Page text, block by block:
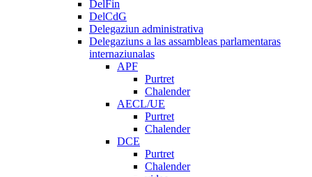
DelFin
DelCdG
Delegaziun administrativa
Delegaziuns a las assambleas parlamentaras
internaziunalas
APF
Purtret
Chalender
AECL/UE
Purtret
Chalender
DCE
Purtret
Chalender